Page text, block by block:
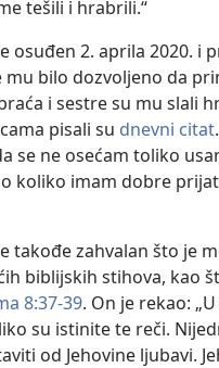
tešili i hrabrili.“
osuđen 2. aprila 2020. i
mu bilo dozvoljeno da
i sestre su mu slali
pisali su dnevni citat
se ne osećam toliko
koliko imam dobre
takođe zahvalan što je
biblijskih stihova, kao
8:37-39. On je rekao:
su istinite te reči.
od Jehovine ljubavi.